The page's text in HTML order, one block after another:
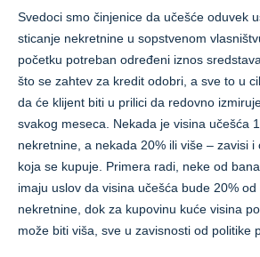
Svedoci smo činjenice da učešće oduvek
sticanje nekretnine u sopstvenom
početku potreban određeni iznos
što se zahtev za kredit odobri, a sve to u
da će klijent biti u prilici da redovno
svakog meseca. Nekada je visina učešća
nekretnine, a nekada 20% ili više – zavisi
koja se kupuje. Primera radi, neke od
imaju uslov da visina učešća bude 20%
nekretnine, dok za kupovinu kuće visina
može biti viša, sve u zavisnosti od politike